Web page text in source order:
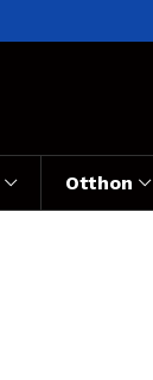
Otthon